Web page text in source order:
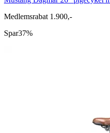
Medlemsrabat 1.900,-
Spar37%